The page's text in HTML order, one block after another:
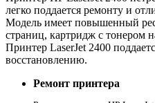
легко поддается ремонту и
Модель имеет повышенный
страниц, картридж с тонером
Принтер LaserJet 2400
восстановлению.
Ремонт принтера